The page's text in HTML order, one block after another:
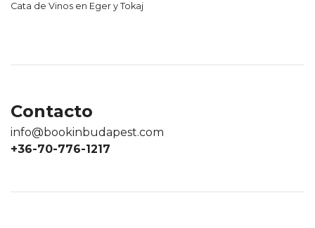
Cata de Vinos en Eger y Tokaj
Contacto
info@bookinbudapest.com
+36-70-776-1217